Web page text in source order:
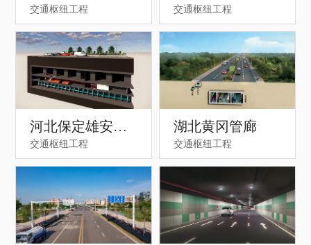
交通枢纽工程
铁项目
交通枢纽工程
河北保定雄安管
廊
交通枢纽工程
湖北黄冈管廊
交通枢纽工程